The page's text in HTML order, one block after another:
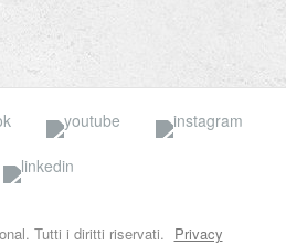
Facebook YouTube
Tutti i diritti riservati. Privacy